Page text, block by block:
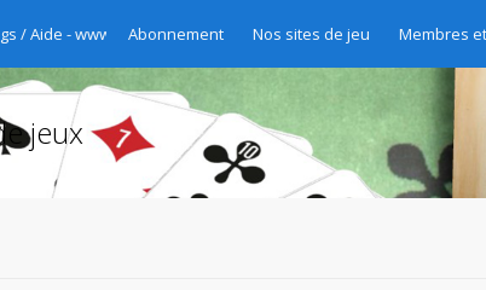
Abonnement Nos sites de jeu Membres
/ Aide - www.chibre.ch et www.yass.ch Version 2020
jeux